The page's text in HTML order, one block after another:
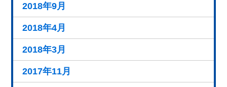
2018年9月
2018年4月
2018年3月
2017年11月